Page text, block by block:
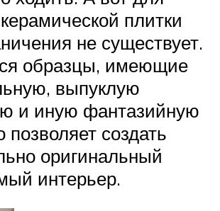
плитки
не существует.
образцы, имеющие
выпуклую
и иную фантазийную
создать
оригинальный
интерьер.